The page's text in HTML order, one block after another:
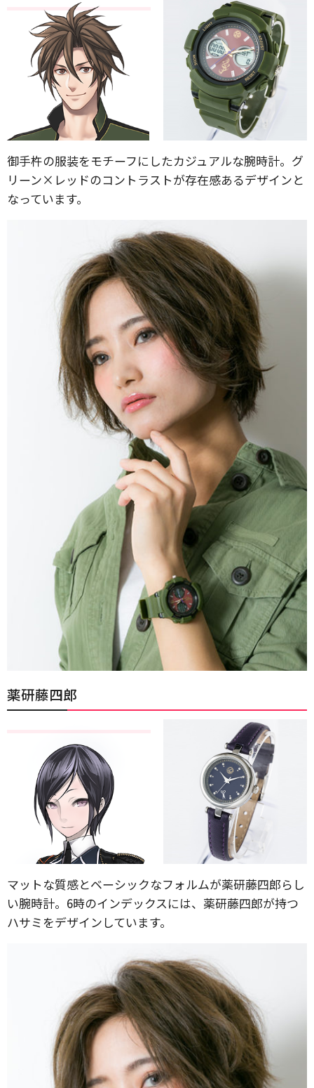
御手杵の服装をモチーフにしたカジュアルな腕時計。グ
リーン×レッドのコントラストが存在感あるデザインと
なっています。
薬研藤四郎
マットな質感とベーシックなフォルムが薬研藤四郎らし
い腕時計。6時のインデックスには、薬研藤四郎が持つ
ハサミをデザインしています。